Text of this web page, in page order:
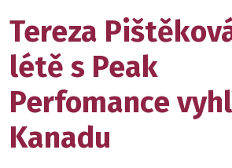
Tereza
létě s Peak
Perfomance
Kanadu